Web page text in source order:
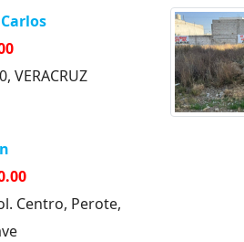
VERACRUZ
Centro, Perote,